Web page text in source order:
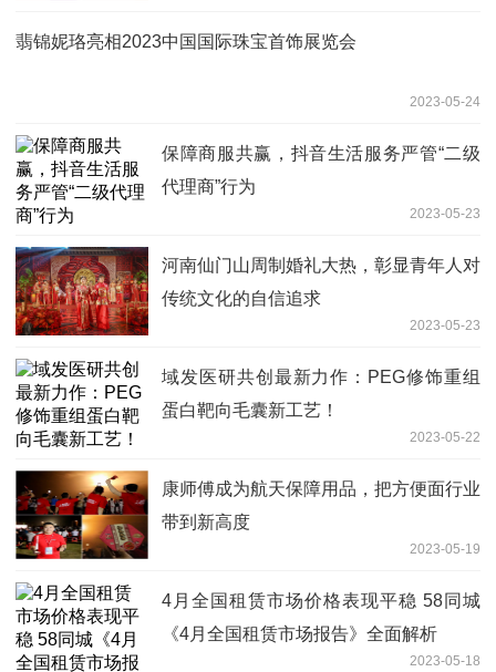
翡锦妮珞亮相2023中国国际珠宝首饰展览会
2023-05-24
保障商服共赢，抖音生活服务严管“二级
代理商”行为
2023-05-23
河南仙门山周制婚礼大热，彰显青年人对
传统文化的自信追求
2023-05-23
域发医研共创最新力作：PEG修饰重组
蛋白靶向毛囊新工艺！
2023-05-22
康师傅成为航天保障用品，把方便面行业
带到新高度
2023-05-19
4月全国租赁市场价格表现平稳 58同城
《4月全国租赁市场报告》全面解析
2023-05-18